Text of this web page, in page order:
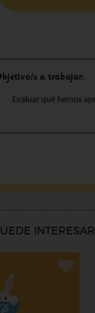
INTERESAR